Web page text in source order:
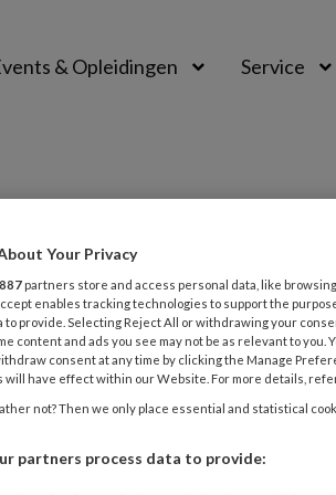
& Opleidingen Service
GEDRAGSTHERAPIE
ACTUEEL TRAUMA
van trauma bij
Your Privacy
887 partners store and access personal data, like
enables tracking technologies to support the
to provide. Selecting Reject All or withdrawing your
content and ads you see may not be as relevant to
consent at any time by clicking the Manage
will have effect within our Website. For more details,
not? Then we only place essential and statistical
partners process data to provide: